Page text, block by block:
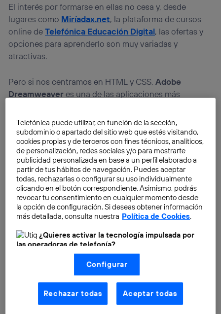
El interés por formarse en ellas no cesa y, desde
lugares como Miríadax.net, la plataforma de cursos
online deTelefónica Educación Digital, las ofertas y
opciones para aprenderlo son muy variadas y
atractivas.
Pero si nos centramos en HTML y CSS,Adobe
Dreamweaveres una de las aplicaciones más
nosotros desde 2007 y para muchos es un referente
en eldiseño y desarrollo webdesde los inicios de
Internet. Sin embargo, hoy en día hay multitud de
alternativas para trabajar con HTML y CSS de manera
personal o profesional.
Telefónica puede utilizar, en función de la sección,
subdominio o apartado del sitio web que estés visitando,
cookies propias y de terceros con fines técnicos, analíticos,
de personalización, redes sociales y/o para mostrarte
publicidad personalizada en base a un perfil elaborado a
partir de tus hábitos de navegación. Puedes aceptar
todas, rechazarlas o configurar su uso individualmente
clicando en el botón correspondiente. Asimismo, podrás
revocar tu consentimiento en cualquier momento desde
la opción de configuración. Si deseas obtener información
más detallada, consulta nuestra Política de Cookies.
¿Quieres activar la tecnología impulsada por
las operadoras de telefonía?
Nosotros, Telefónica S.A., utilizamos la tecnología Utiq para
realizar nuestras acciones de marketing digital o análisis
(como se describe en este aviso de consentimiento)
basadas en tu navegación en nuestra(s) web(s)
aquí(solo cuando utilizas una conexión a
internet habilitada , proporcionada por una de las
operadoras de telefonía participantes, y otorgas tu
Configurar
Rechazar todas Aceptar todas